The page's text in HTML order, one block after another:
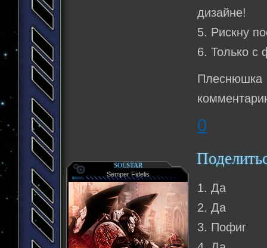
дизайне!
5. Рискну
6. Только с
0
SOLSTAR
Semper Fidelis
1. Да
2. Да
3. Пофиг